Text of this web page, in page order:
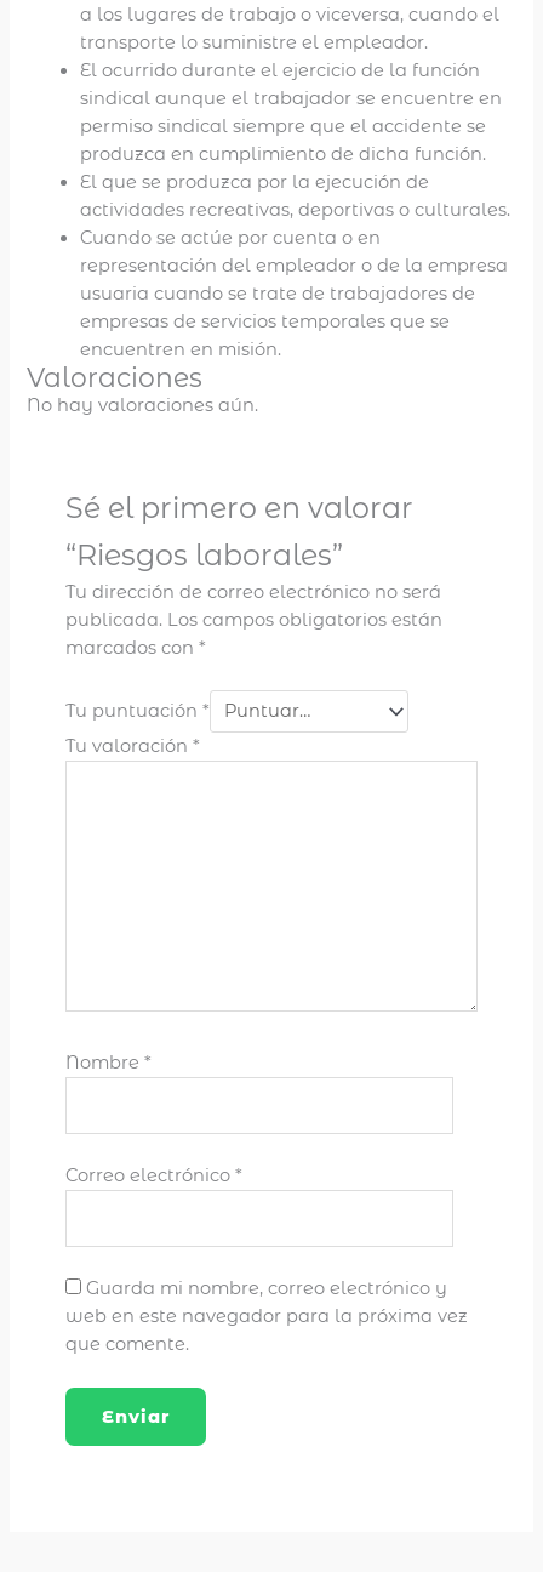
a los lugares de trabajo o viceversa, cuando el
transporte lo suministre el empleador.
El ocurrido durante el ejercicio de la función
sindical aunque el trabajador se encuentre en
permiso sindical siempre que el accidente se
produzca en cumplimiento de dicha función.
El que se produzca por la ejecución de
actividades recreativas, deportivas o culturales.
Cuando se actúe por cuenta o en
representación del empleador o de la empresa
usuaria cuando se trate de trabajadores de
empresas de servicios temporales que se
encuentren en misión.
Valoraciones
No hay valoraciones aún.
Sé el primero en valorar
“Riesgos laborales”
Tu dirección de correo electrónico no será
publicada. Los campos obligatorios están
marcados con *
Tu puntuación *
Tu valoración *
Nombre *
Correo electrónico *
Guarda mi nombre, correo electrónico y
web en este navegador para la próxima vez
que comente.